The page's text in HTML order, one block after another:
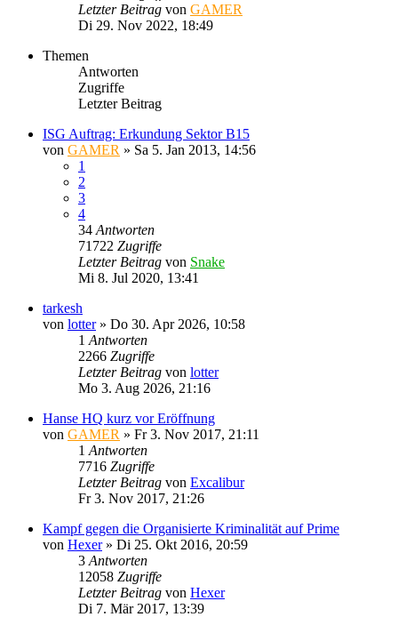
Letzter Beitrag von GAMER
Di 29. Nov 2022, 18:49
Themen
Antworten
Zugriffe
Letzter Beitrag
ISG Auftrag: Erkundung Sektor B15
von GAMER » Sa 5. Jan 2013, 14:56
1
2
3
4
34 Antworten
71722 Zugriffe
Letzter Beitrag von Snake
Mi 8. Jul 2020, 13:41
tarkesh
von lotter» Do 30. Apr 2026, 10:58
1 Antworten
2266 Zugriffe
Letzter Beitrag von lotter
Mo 3. Aug 2026, 21:16
Hanse HQ kurz vor Eröffnung
von GAMER » Fr 3. Nov 2017, 21:11
1 Antworten
7716 Zugriffe
Letzter Beitrag von Excalibur
Fr 3. Nov 2017, 21:26
Kampf gegen die Organisierte Kriminalität auf Prime
von Hexer» Di 25. Okt 2016, 20:59
3 Antworten
12058 Zugriffe
Letzter Beitrag von Hexer
Di 7. Mär 2017, 13:39